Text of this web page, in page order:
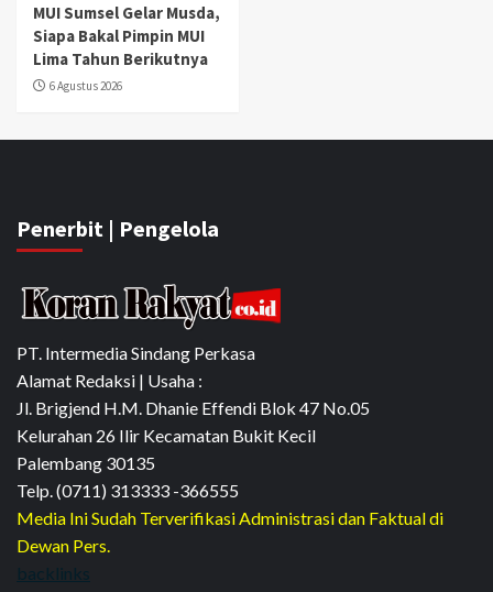
MUI Sumsel Gelar Musda,
Siapa Bakal Pimpin MUI
Lima Tahun Berikutnya
6 Agustus 2026
Penerbit | Pengelola
PT. Intermedia Sindang Perkasa
Alamat Redaksi | Usaha :
Jl. Brigjend H.M. Dhanie Effendi Blok 47 No.05
Kelurahan 26 Ilir Kecamatan Bukit Kecil
Palembang 30135
Telp. (0711) 313333 -366555
Media Ini Sudah Terverifikasi Administrasi dan Faktual di
Dewan Pers.
backlinks